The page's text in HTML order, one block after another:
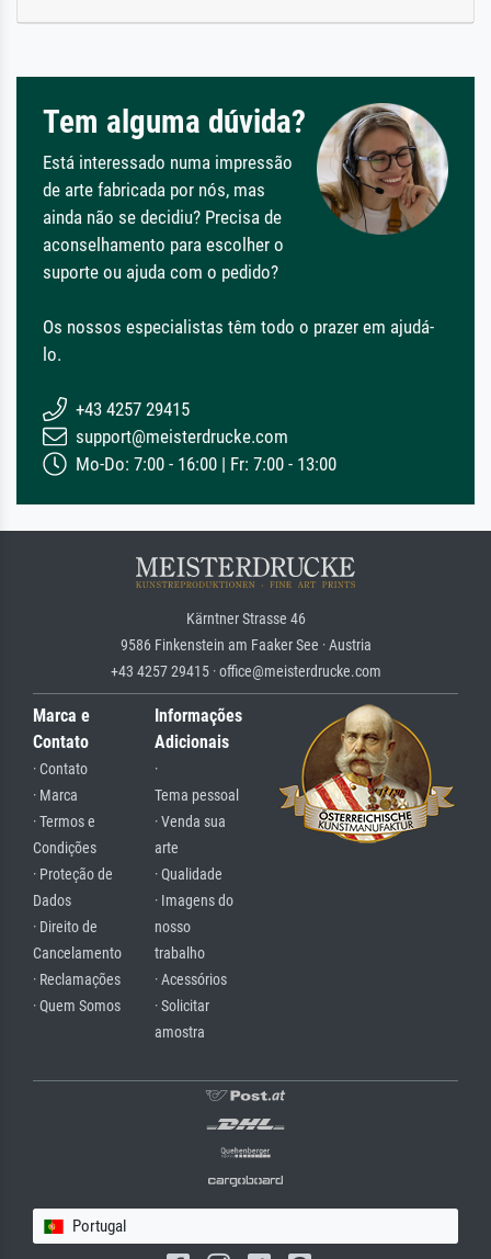
Tem alguma dúvida?
Está interessado numa impressão
de arte fabricada por nós, mas
ainda não se decidiu? Precisa de
aconselhamento para escolher o
suporte ou ajuda com o pedido?
Os nossos especialistas têm todo o prazer em ajudá-
lo.
+43 4257 29415
support@meisterdrucke.com
Mo-Do: 7:00 - 16:00 | Fr: 7:00 - 13:00
Kärntner Strasse 46
9586 Finkenstein am Faaker See · Austria
+43 4257 29415 · office@meisterdrucke.com
Marca e
Contato
· Contato
· Marca
· Termos e
Condições
· Proteção de
Dados
· Direito de
Cancelamento
· Reclamações
· Quem Somos
Informações
Adicionais
·
Tema pessoal
· Venda sua
arte
· Qualidade
· Imagens do
nosso
trabalho
· Acessórios
· Solicitar
amostra
Portugal